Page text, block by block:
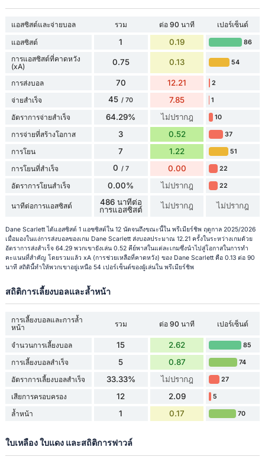
แอสซิสต์และจ่ายบอล รวม ต่อ 90 นาที
เปอร์เซ็นต์
แอสซิสต์
1 0.19 86
การแอสซิสต์ที่คาดหวัง
(xA)
0.75 0.13 54
การส่งบอล 70 12.21 2
จ่ายสำเร็จ 45 / 70 7.85 1
อัตราการจ่ายสำเร็จ 64.29% ไม่ปรากฎ 10
การจ่ายที่สร้างโอกาส 3 0.52 37
การโยน 7 1.22 51
การโยนที่สำเร็จ 0 / 7 0.00 22
อัตราการโยนสำเร็จ 0.00% ไม่ปรากฎ 22
นาทีต่อการแอสซิสต์
486 นาทีต่อ
การแอสซิสต์
ไม่ปรากฎ ไม่ปรากฎ
Dane Scarlett ได้แอสซิสต์ 1 แอซซิสต์ใน 12 นัดจนถึงขณะนี้ใน พรีเมียร์ชิพ ฤดูกาล 2025/2026
เมื่อมองในแง่การส่งบอลของเกม Dane Scarlett ส่งบอลประมาณ 12.21 ครั้งในระหว่างเกมด้วย
อัตราการส่งสำเร็จ 64.29 พวกเขายังเล่น 0.52 คีย์พาสในแต่ละเกมซึ่งนำไปสู่โอกาสในการทำ
คะแนนที่สำคัญ โดยรวมแล้ว xA (การช่วยเหลือที่คาดหวัง) ของ Dane Scarlett คือ 0.13 ต่อ 90
นาที สถิตินี้ทำให้พวกเขาอยู่เหนือ 54 เปอร์เซ็นต์ของผู้เล่นใน พรีเมียร์ชิพ
สถิติการเลี้ยงบอลและล้ำหน้า
การเลี้ยงบอลและการล้ำ
หน้า
รวม ต่อ 90 นาที เปอร์เซ็นต์
จำนวนการเลี้ยงบอล 15 2.62 85
การเลี้ยงบอลสำเร็จ 5 0.87 74
อัตราการเลี้ยงบอลสำเร็จ 33.33% ไม่ปรากฎ 27
เสียการครอบครอง 12 2.09 5
ล้ำหน้า 1 0.17 70
ใบเหลือง ใบแดง และสถิติการฟาวล์